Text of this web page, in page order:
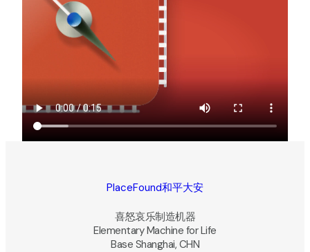
PlaceFound和平大安
喜怒哀乐制造机器
Elementary Machine for Life
Base Shanghai, CHN